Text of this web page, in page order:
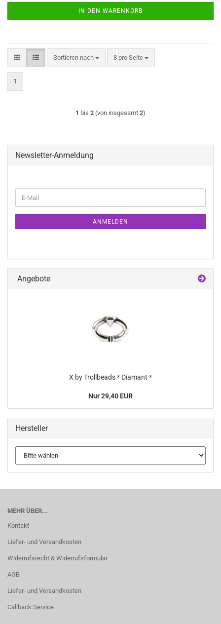
IN DEN WARENKORB
Sortieren nach
Sortieren nach 8 pro Seite
pro Seite
1
1 bis 2 (von insgesamt 2)
Newsletter-Anmeldung
ZUR
E-
Mail
ANMELDEN
Angebote
X by Trollbeads * Diamant *
Nur 29,40 EUR
Hersteller
MEHR ÜBER...
Kontakt
Liefer- und Versandkosten
Widerrufsrecht & Widerrufsformular
AGB
Liefer- und Versandkosten
Callback Service